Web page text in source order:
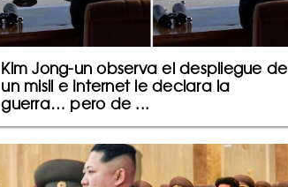
Kim Jong-un observa el despliegue de
un misil e Internet le declara la
guerra… pero de ...